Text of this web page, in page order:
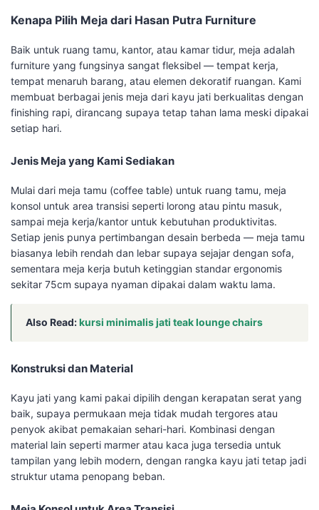
Kenapa Pilih Meja dari Hasan Putra Furniture
Baik untuk ruang tamu, kantor, atau kamar tidur, meja adalah
furniture yang fungsinya sangat fleksibel — tempat kerja,
tempat menaruh barang, atau elemen dekoratif ruangan. Kami
membuat berbagai jenis meja dari kayu jati berkualitas dengan
finishing rapi, dirancang supaya tetap tahan lama meski dipakai
setiap hari.
Jenis Meja yang Kami Sediakan
Mulai dari meja tamu (coffee table) untuk ruang tamu, meja
konsol untuk area transisi seperti lorong atau pintu masuk,
sampai meja kerja/kantor untuk kebutuhan produktivitas.
Setiap jenis punya pertimbangan desain berbeda — meja tamu
biasanya lebih rendah dan lebar supaya sejajar dengan sofa,
sementara meja kerja butuh ketinggian standar ergonomis
sekitar 75cm supaya nyaman dipakai dalam waktu lama.
Also Read:kursi minimalis jati teak lounge chairs
Konstruksi dan Material
Kayu jati yang kami pakai dipilih dengan kerapatan serat yang
baik, supaya permukaan meja tidak mudah tergores atau
penyok akibat pemakaian sehari-hari. Kombinasi dengan
material lain seperti marmer atau kaca juga tersedia untuk
tampilan yang lebih modern, dengan rangka kayu jati tetap jadi
struktur utama penopang beban.